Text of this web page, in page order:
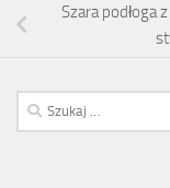
Szara podłoga
Szukaj: